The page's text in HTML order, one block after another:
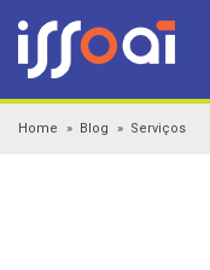
Home Blog Serviços